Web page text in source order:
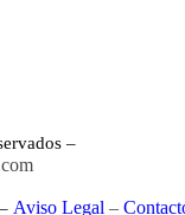
–
Aviso Legal–